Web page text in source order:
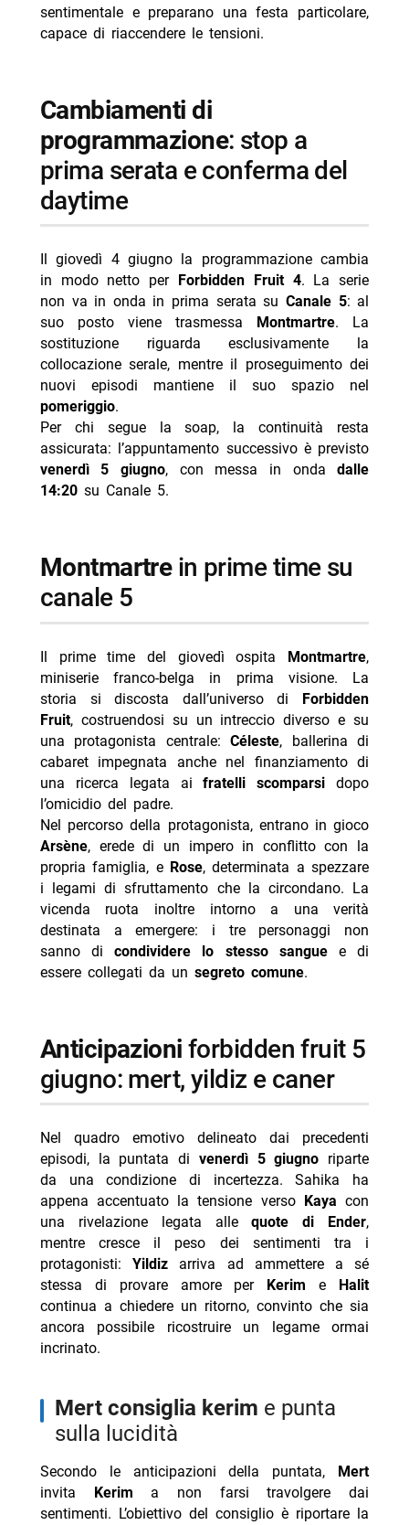
- Ritorno al futuro stasera Italia 1 8 agosto trama
- Programmi TV oggi sabato 8 agosto 2026 daytime
- Delitti del BarLume Il re dei giochi stasera su TV8
sentimentale e preparano una festa particolare,
capace di riaccendere le tensioni.
cambiamenti di
programmazione: stop a
prima serata e conferma del
daytime
Il giovedì 4 giugno la programmazione cambia
in modo netto per
Forbidden Fruit 4. La serie
non va in onda in prima serata su Canale 5: al
suo posto viene trasmessa
Montmartre. La
sostituzione riguarda esclusivamente la
collocazione serale, mentre il proseguimento dei
nuovi episodi mantiene il suo spazio nel
pomeriggio.
Per chi segue la soap, la continuità resta
assicurata: l’appuntamento successivo è previsto
venerdì 5 giugno, con messa in ondadalle
14:20su Canale 5.
montmartrein prime time su
canale 5
Il prime time del giovedì ospita Montmartre,
miniserie franco-belga in prima visione. La
storia si discosta dall’universo di Forbidden
Fruit, costruendosi su un intreccio diverso e su
una protagonista centrale:Céleste, ballerina di
cabaret impegnata anche nel finanziamento di
una ricerca legata aifratelli scomparsi dopo
l’omicidio del padre.
Nel percorso della protagonista, entrano in gioco
Arsène, erede di un impero in conflitto con la
propria famiglia, e Rose, determinata a spezzare
i legami di sfruttamento che la circondano. La
vicenda ruota inoltre intorno a una verità
destinata a emergere: i tre personaggi non
sanno dicondividere lo stesso sanguee di
essere collegati da un segreto comune.
anticipazioni forbidden fruit 5
giugno: mert, yildiz e caner
Nel quadro emotivo delineato dai precedenti
episodi, la puntata di venerdì 5 giugno riparte
da una condizione di incertezza. Sahika ha
appena accentuato la tensione verso
Kaya con
una rivelazione legata allequote di Ender,
mentre cresce il peso dei sentimenti tra i
protagonisti:Yildiz arriva ad ammettere a sé
stessa di provare amore per
Kerim e
Halit
continua a chiedere un ritorno, convinto che sia
ancora possibile ricostruire un legame ormai
incrinato.
mert consiglia kerim e punta
sulla lucidità
Secondo le anticipazioni della puntata,
Mert
invita
Kerim a non farsi travolgere dai
sentimenti. L’obiettivo del consiglio è riportare la